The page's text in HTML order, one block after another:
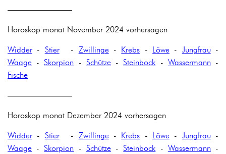
————————
Horoskop monat November 2024 vorhersagen
Widder- Stier- Zwillinge- Krebs - Löwe - Jungfrau-
Waage -Skorpion - Schütze-Steinbock - Wassermann-
Fische
————————
Horoskop monat Dezember 2024 vorhersagen
Widder- Stier- Zwillinge- Krebs - Löwe - Jungfrau-
Waage -Skorpion - Schütze-Steinbock - Wassermann-